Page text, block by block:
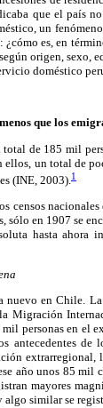
que el país
un
es, en
origen, sexo,
doméstico
que los
de 185 mil
un total de
(INE, 2003). 1
censos
sólo en 1907 se
hasta ahora
nuevo en Chile.
Migración
personas en el
antecedentes
año unos 85 mil
mayores
similar se